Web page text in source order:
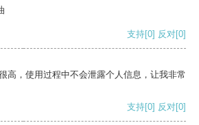
支持[0] 反对[0]
高，使用过程中不会泄露个人信息，让我非常
支持[0] 反对[0]